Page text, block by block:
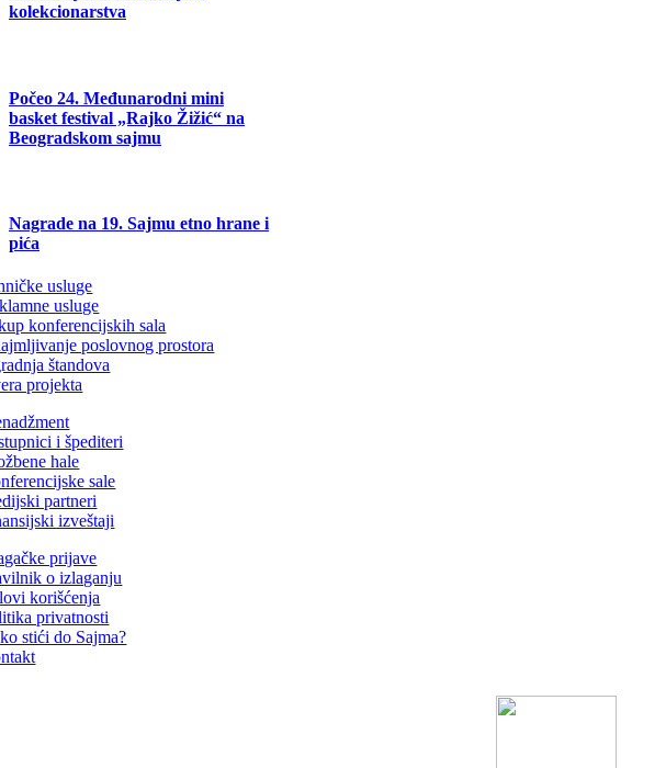
kolekcionarstva
Počeo 24. Međunarodni mini
basket festival „Rajko Žižić“ na
Beogradskom sajmu
Nagrade na 19. Sajmu etno hrane i
pića
usluge
usluge
konferencijskih sala
poslovnog prostora
štandova
projekta
i špediteri
hale
sale
partneri
izveštaji
prijave
o izlaganju
korišćenja
privatnosti
stići do Sajma?